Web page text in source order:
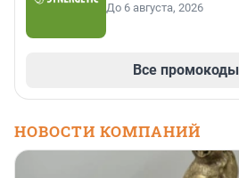
До 6 августа, 2026
Все промокоды
НОВОСТИ КОМПАНИЙ